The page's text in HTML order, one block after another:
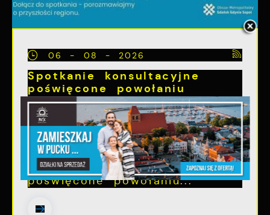
06 - 08 - 2026
Spotkanie konsultacyjne
poświęcone powołaniu
związku metropolitalnego w
województwie pomorskim
Szanowni Państwo, serdecznie
zapraszamy na otwarte
spotkanie konsultacyjne,
poświęcone powołaniu...